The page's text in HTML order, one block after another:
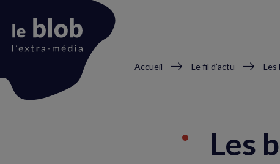
Fil
Accueil Le fil d’actu
Les